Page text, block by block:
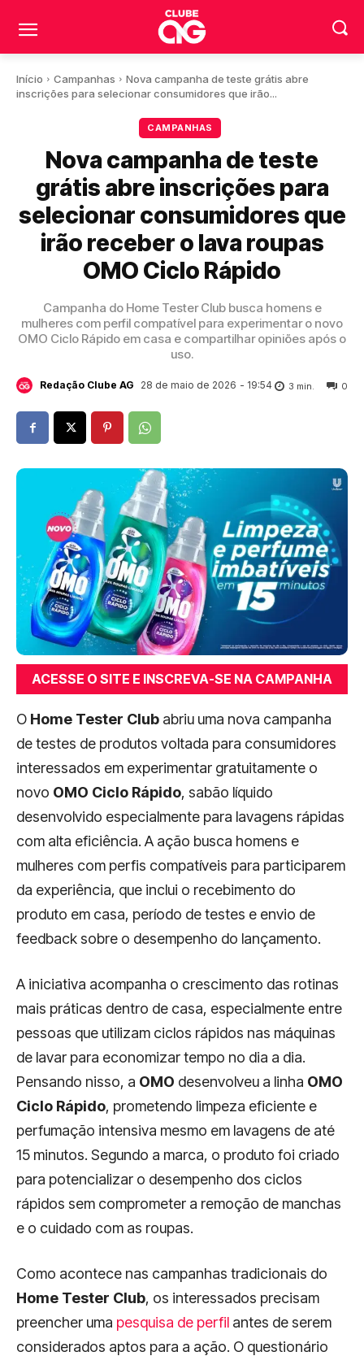
Início Campanhas
Nova campanha de teste grátis abre
inscrições para selecionar consumidores que irão...
CAMPANHAS
Nova campanha de teste
grátis abre inscrições para
selecionar consumidores que
irão receber o lava roupas
OMO Ciclo Rápido
Campanha do Home Tester Club busca homens e
mulheres com perfil compatível para experimentar o novo
OMO Ciclo Rápido em casa e compartilhar opiniões após o
uso.
Redação Clube AG 28 de maio de 2026 - 19:54 0
3 min.
ACESSE O SITE E INSCREVA-SE NA CAMPANHA
O Home Tester Club abriu uma nova campanha
de testes de produtos voltada para consumidores
interessados em experimentar gratuitamente o
novo OMO Ciclo Rápido, sabão líquido
desenvolvido especialmente para lavagens rápidas
com alta eficiência. A ação busca homens e
mulheres com perfis compatíveis para participarem
da experiência, que inclui o recebimento do
produto em casa, período de testes e envio de
feedback sobre o desempenho do lançamento.
A iniciativa acompanha o crescimento das rotinas
mais práticas dentro de casa, especialmente entre
pessoas que utilizam ciclos rápidos nas máquinas
de lavar para economizar tempo no dia a dia.
Pensando nisso, a OMO desenvolveu a linha OMO
Ciclo Rápido, prometendo limpeza eficiente e
perfumação intensiva mesmo em lavagens de até
15 minutos. Segundo a marca, o produto foi criado
para potencializar o desempenho dos ciclos
rápidos sem comprometer a remoção de manchas
e o cuidado com as roupas.
Como acontece nas campanhas tradicionais do
Home Tester Club, os interessados precisam
preencher uma pesquisa de perfil antes de serem
considerados aptos para a ação. O questionário